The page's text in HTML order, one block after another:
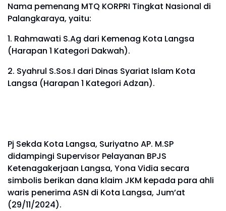
Nama pemenang MTQ KORPRI Tingkat Nasional di
Palangkaraya, yaitu:
1. Rahmawati S.Ag dari Kemenag Kota Langsa
(Harapan 1 Kategori Dakwah).
2. Syahrul S.Sos.I dari Dinas Syariat Islam Kota
Langsa (Harapan 1 Kategori Adzan).
Pj Sekda Kota Langsa, Suriyatno AP. M.SP
didampingi Supervisor Pelayanan BPJS
Ketenagakerjaan Langsa, Yona Vidia secara
simbolis berikan dana klaim JKM kepada para ahli
waris penerima ASN di Kota Langsa, Jum’at
(29/11/2024).